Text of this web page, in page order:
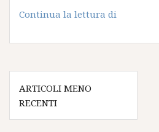
Continua la lettura di
consegna
i
il
Navigazione
articoli
ARTICOLI MENO
RECENTI